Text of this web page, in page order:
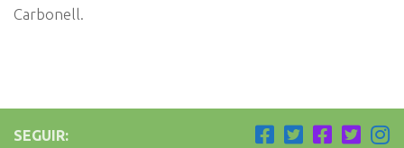
Carbonell.
SEGUIR: